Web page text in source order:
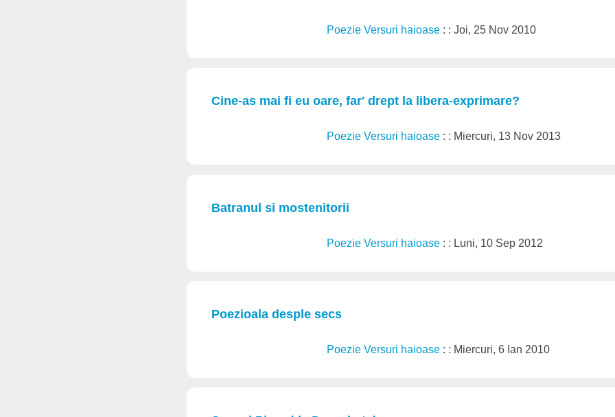
Poezie Versuri haioase : : Joi, 25 Nov 2010
Cine-as mai fi eu oare, far' drept la libera-exprimare?
Poezie Versuri haioase : : Miercuri, 13 Nov 2013
Batranul si mostenitorii
Poezie Versuri haioase : : Luni, 10 Sep 2012
Poezioala desple secs
Poezie Versuri haioase : : Miercuri, 6 Ian 2010